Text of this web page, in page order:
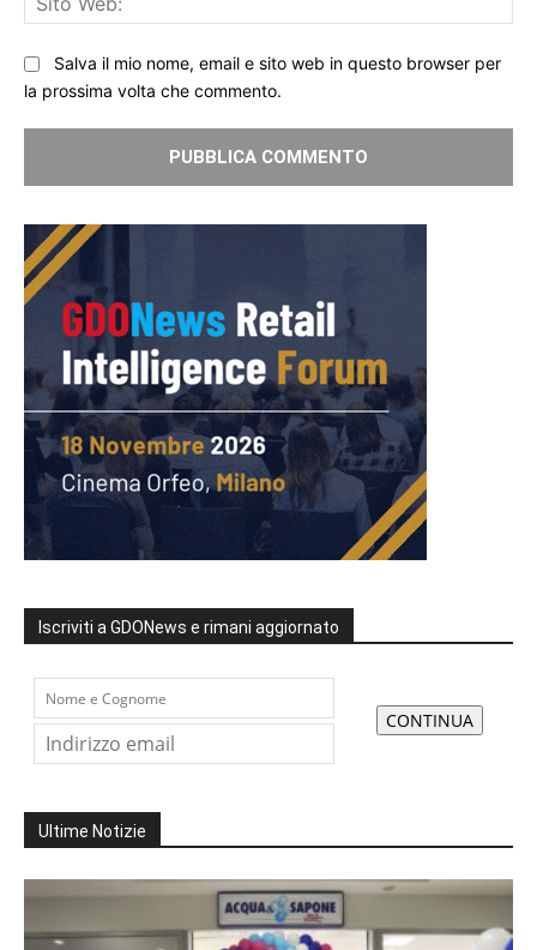
Salva il mio nome, email e sito web in questo browser per
la prossima volta che commento.
Iscriviti a GDONews e rimani aggiornato
Ultime Notizie